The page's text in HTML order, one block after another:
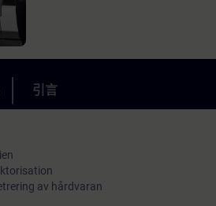
引言
av hårdvaran